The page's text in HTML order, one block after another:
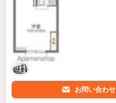
お問い合わせ